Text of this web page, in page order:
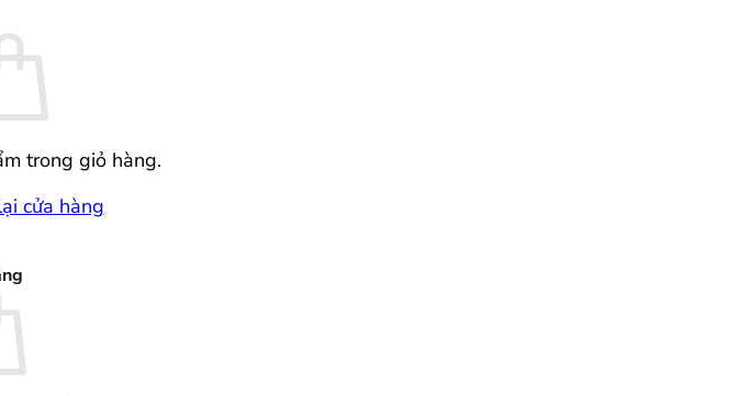
trong giỏ hàng.
cửa hàng